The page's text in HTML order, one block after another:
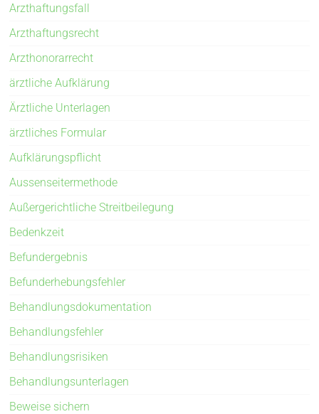
Arzthaftungsfall
Arzthaftungsrecht
Arzthonorarrecht
ärztliche Aufklärung
Ärztliche Unterlagen
ärztliches Formular
Aufklärungspflicht
Aussenseitermethode
Außergerichtliche Streitbeilegung
Bedenkzeit
Befundergebnis
Befunderhebungsfehler
Behandlungsdokumentation
Behandlungsfehler
Behandlungsrisiken
Behandlungsunterlagen
Beweise sichern